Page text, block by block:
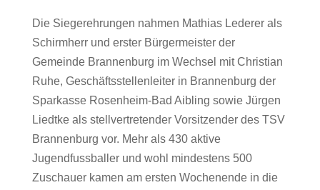
Die Siegerehrungen nahmen Mathias Lederer als
Schirmherr und erster Bürgermeister der
Gemeinde Brannenburg im Wechsel mit Christian
Ruhe, Geschäftsstellenleiter in Brannenburg der
Sparkasse Rosenheim-Bad Aibling sowie Jürgen
Liedtke als stellvertretender Vorsitzender des TSV
Brannenburg vor. Mehr als 430 aktive
Jugendfussballer und wohl mindestens 500
Zuschauer kamen am ersten Wochenende in die